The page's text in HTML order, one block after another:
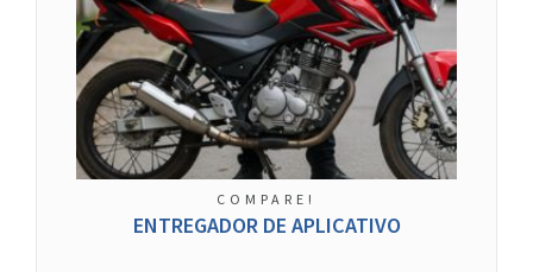
COMPARE!
ENTREGADOR DE APLICATIVO